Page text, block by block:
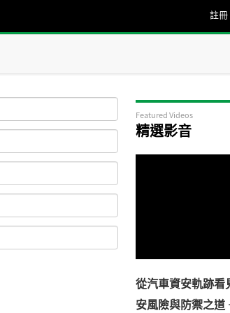
註冊
Featured Videos
精選影音
從汽車資安軌跡看
安風險與防禦之